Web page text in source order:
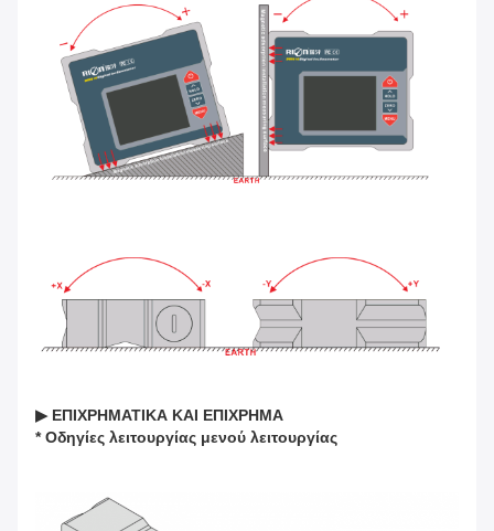
▶ ΕΠΙΧΡΗΜΑΤΙΚΑ ΚΑΙ ΕΠΙΧΡΗΜΑ
* Οδηγίες λειτουργίας μενού λειτουργίας